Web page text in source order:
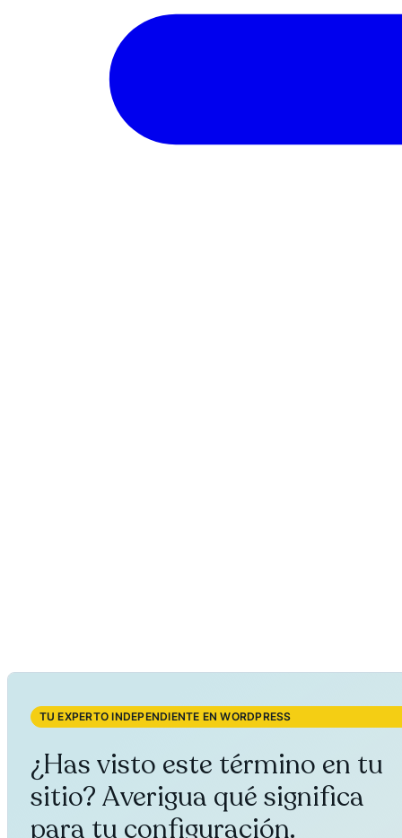
TU EXPERTO INDEPENDIENTE EN WORDPRESS
¿Has visto este término en tu
sitio? Averigua qué significa
para tu configuración.